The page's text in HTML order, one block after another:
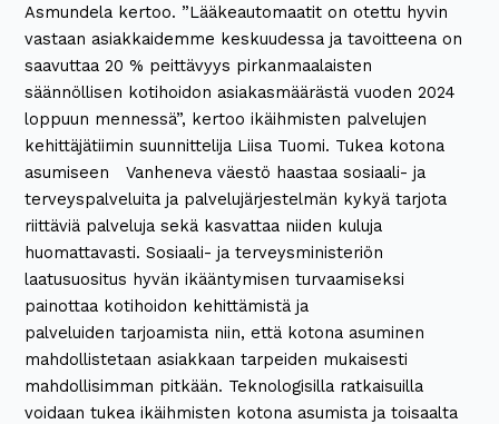
Asmundela kertoo. ”Lääkeautomaatit on otettu hyvin
vastaan asiakkaidemme keskuudessa ja tavoitteena on
saavuttaa 20 % peittävyys pirkanmaalaisten
säännöllisen kotihoidon asiakasmäärästä vuoden 2024
loppuun mennessä”, kertoo ikäihmisten palvelujen
kehittäjätiimin suunnittelija Liisa Tuomi. Tukea kotona
asumiseen Vanheneva väestö haastaa sosiaali- ja
terveyspalveluita ja palvelujärjestelmän kykyä tarjota
riittäviä palveluja sekä kasvattaa niiden kuluja
huomattavasti. Sosiaali- ja terveysministeriön
laatusuositus hyvän ikääntymisen turvaamiseksi
painottaa kotihoidon kehittämistä ja
palveluiden tarjoamista niin, että kotona asuminen
mahdollistetaan asiakkaan tarpeiden mukaisesti
mahdollisimman pitkään. Teknologisilla ratkaisuilla
voidaan tukea ikäihmisten kotona asumista ja toisaalta